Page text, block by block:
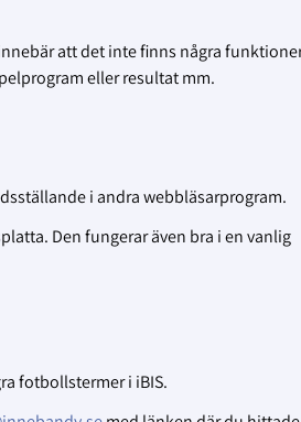
att det inte finns några
eller resultat mm.
i andra webbläsarprogram.
Den fungerar även bra i en vanlig
fotbollstermer i iBIS.